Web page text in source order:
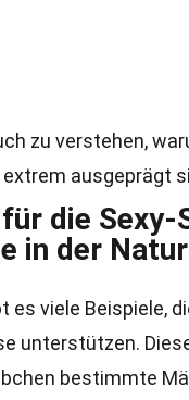
zu verstehen,
ausgeprägt
die Sexy-
in der Natur
es viele Beispiele,
unterstützen.
bestimmte